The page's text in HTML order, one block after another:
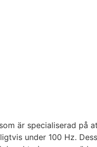
är specialiserad på
under 100 Hz.